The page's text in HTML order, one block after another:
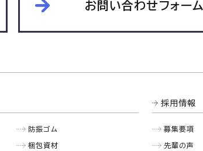
お問い合わせフォーム
防振ゴム
梱包資材
採用情報
募集要項
先輩の声